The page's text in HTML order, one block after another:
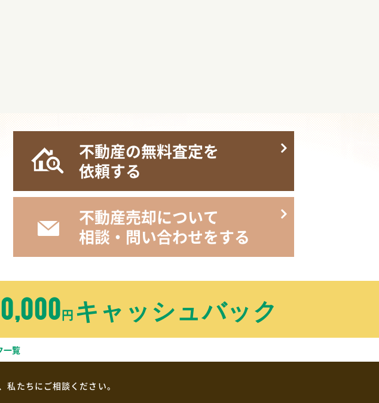
不動産の無料査定を
依頼する
不動産売却について
相談・問い合わせをする
円 キャッシュバック
一覧
たちにご相談ください。